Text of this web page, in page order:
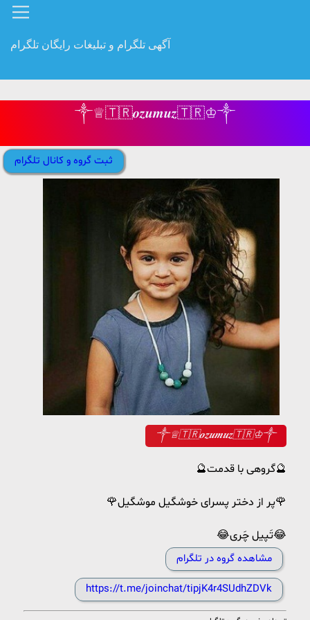
آگهی تلگرام و تبلیغات رایگان تلگرام
༒︎♕︎🇹🇷𝒐𝒛𝒖𝒎𝒖𝒛🇹🇷♔︎༒︎
ثبت گروه و کانال تلگرام
༒︎♕︎🇹🇷𝒐𝒛𝒖𝒎𝒖𝒛🇹🇷♔︎༒︎
🔮گروهی با قدمت🔮
🌹پر از دختر پسرای خوشگیل موشگیل🌹
😂تَپیل چَری😂
مشاهده گروه در تلگرام
https://t.me/joinchat/tipjK4r4SUdhZDVk